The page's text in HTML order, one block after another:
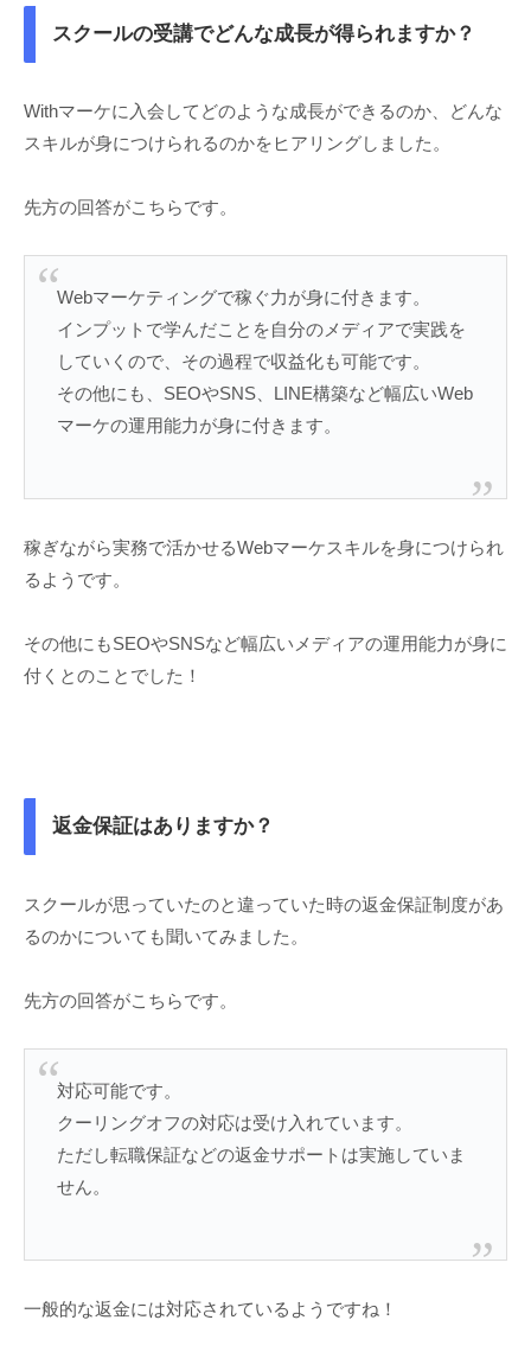
スクールの受講でどんな成長が得られますか？
Withマーケに入会してどのような成長ができるのか、どんな
スキルが身につけられるのかをヒアリングしました。
先方の回答がこちらです。
Webマーケティングで稼ぐ力が身に付きます。
インプットで学んだことを自分のメディアで実践を
していくので、その過程で収益化も可能です。
その他にも、SEOやSNS、LINE構築など幅広いWeb
マーケの運用能力が身に付きます。
稼ぎながら実務で活かせるWebマーケスキルを身につけられ
るようです。
その他にもSEOやSNSなど幅広いメディアの運用能力が身に
付くとのことでした！
返金保証はありますか？
スクールが思っていたのと違っていた時の返金保証制度があ
るのかについても聞いてみました。
先方の回答がこちらです。
対応可能です。
クーリングオフの対応は受け入れています。
ただし転職保証などの返金サポートは実施していま
せん。
一般的な返金には対応されているようですね！